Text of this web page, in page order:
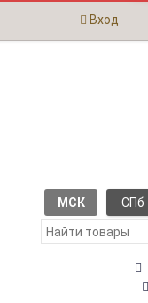
Вход
МСК СПб